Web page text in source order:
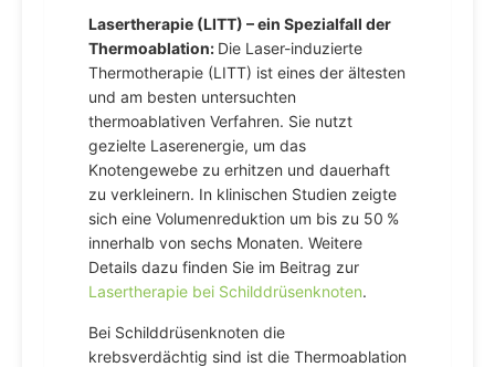
Lasertherapie (LITT) – ein Spezialfall der
Thermoablation: Die Laser-induzierte
Thermotherapie (LITT) ist eines der ältesten
und am besten untersuchten
thermoablativen Verfahren. Sie nutzt
gezielte Laserenergie, um das
Knotengewebe zu erhitzen und dauerhaft
zu verkleinern. In klinischen Studien zeigte
sich eine Volumenreduktion um bis zu 50 %
innerhalb von sechs Monaten. Weitere
Details dazu finden Sie im Beitrag zur
Lasertherapie bei Schilddrüsenknoten.
Bei Schilddrüsenknoten die
krebsverdächtig sind ist die Thermoablation